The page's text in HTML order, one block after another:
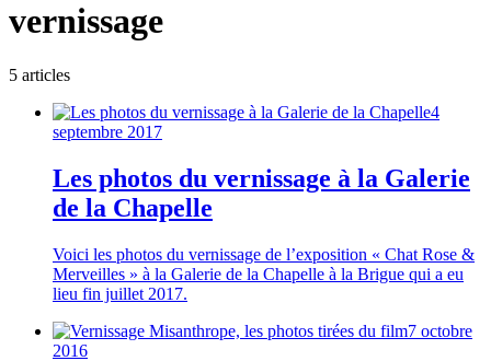
vernissage
5 articles
4
septembre 2017
Les photos du vernissage à la Galerie
de la Chapelle
Voici les photos du vernissage de l’exposition « Chat Rose &
Merveilles » à la Galerie de la Chapelle à la Brigue qui a eu
lieu fin juillet 2017.
7 octobre
2016